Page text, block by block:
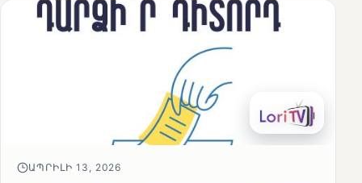
ԱՊՐԻԼԻ 13, 2026